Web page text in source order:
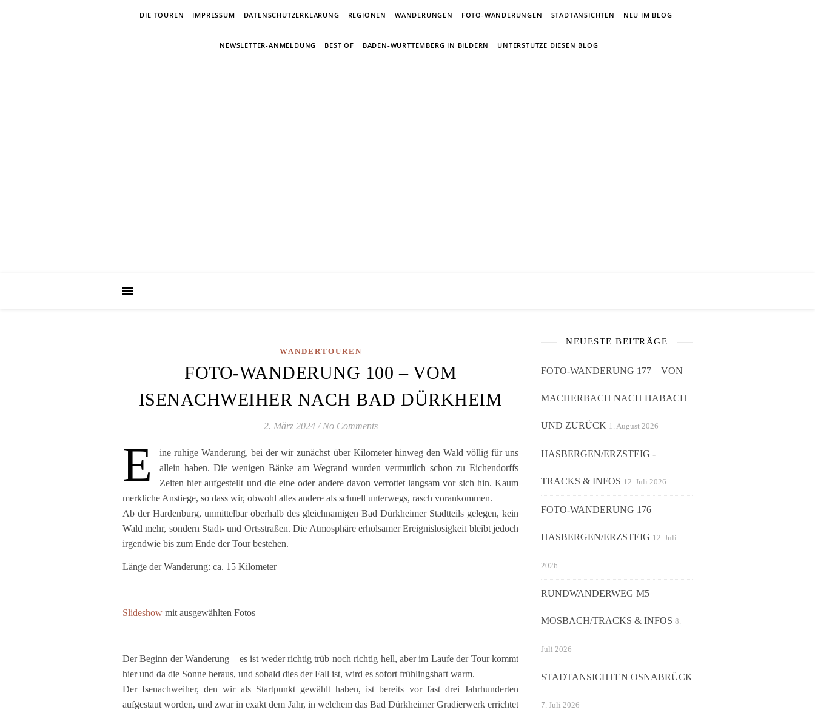
DIE TOUREN IMPRESSUM DATENSCHUTZERKLÄRUNG REGIONEN WANDERUNGEN FOTO-WANDERUNGEN STADTANSICHTEN NEU IM BLOG
NEWSLETTER-ANMELDUNG BEST OF BADEN-WÜRTTEMBERG IN BILDERN UNTERSTÜTZE DIESEN BLOG
WANDERTOUREN
FOTO-WANDERUNG 100 – VOM
ISENACHWEIHER NACH BAD DÜRKHEIM
2. März 2024 / No Comments
E
ine ruhige Wanderung, bei der wir zunächst über Kilometer hinweg den Wald völlig für uns
allein haben. Die wenigen Bänke am Wegrand wurden vermutlich schon zu Eichendorffs
Zeiten hier aufgestellt und die eine oder andere davon verrottet langsam vor sich hin. Kaum
merkliche Anstiege, so dass wir, obwohl alles andere als schnell unterwegs, rasch vorankommen.
Ab der Hardenburg, unmittelbar oberhalb des gleichnamigen Bad Dürkheimer Stadtteils gelegen, kein
Wald mehr, sondern Stadt- und Ortsstraßen. Die Atmosphäre erholsamer Ereignislosigkeit bleibt jedoch
irgendwie bis zum Ende der Tour bestehen.
Länge der Wanderung: ca. 15 Kilometer
Slideshow mit ausgewählten Fotos
Der Beginn der Wanderung – es ist weder richtig trüb noch richtig hell, aber im Laufe der Tour kommt
hier und da die Sonne heraus, und sobald dies der Fall ist, wird es sofort frühlingshaft warm.
Der Isenachweiher, den wir als Startpunkt gewählt haben, ist bereits vor fast drei Jahrhunderten
aufgestaut worden, und zwar in exakt dem Jahr, in welchem das Bad Dürkheimer Gradierwerk errichtet
NEUESTE BEITRÄGE
FOTO-WANDERUNG 177 – VON
MACHERBACH NACH HABACH
UND ZURÜCK 1. August 2026
HASBERGEN/ERZSTEIG -
TRACKS & INFOS 12. Juli 2026
FOTO-WANDERUNG 176 –
HASBERGEN/ERZSTEIG 12. Juli
2026
RUNDWANDERWEG M5
MOSBACH/TRACKS & INFOS 8.
Juli 2026
STADTANSICHTEN OSNABRÜCK
7. Juli 2026